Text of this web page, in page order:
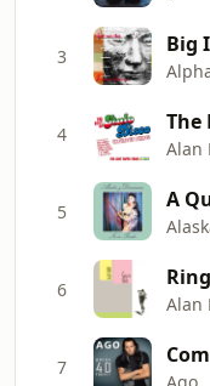
3 Big
4
Alan
5 A
6
Alan
7
Ago